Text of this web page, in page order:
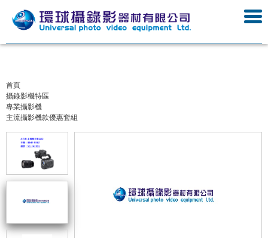
首頁
攝錄影機特區
專業攝影機
主流攝影機款優惠套組